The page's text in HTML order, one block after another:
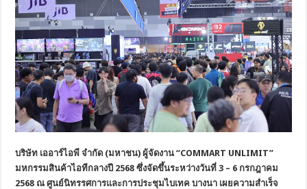
บริษัท เออาร์ไอพี จำกัด (มหาชน) ผู้จัดงาน “COMMART UNLIMIT”
มหกรรมสินค้าไอทีกลางปี 2568 ซึ่งจัดขึ้นระหว่างวันที่ 3 – 6 กรกฎาคม
2568 ณ ศูนย์นิทรรศการและการประชุมไบเทค บางนา เผยความสำเร็จ